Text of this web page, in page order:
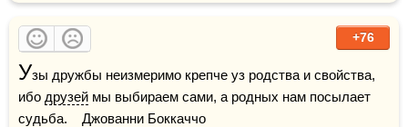
+76
Узы дружбы неизмеримо крепче уз родства и свойства,
ибо друзей мы выбираем сами, а родных нам посылает
судьба.    Джованни Боккаччо